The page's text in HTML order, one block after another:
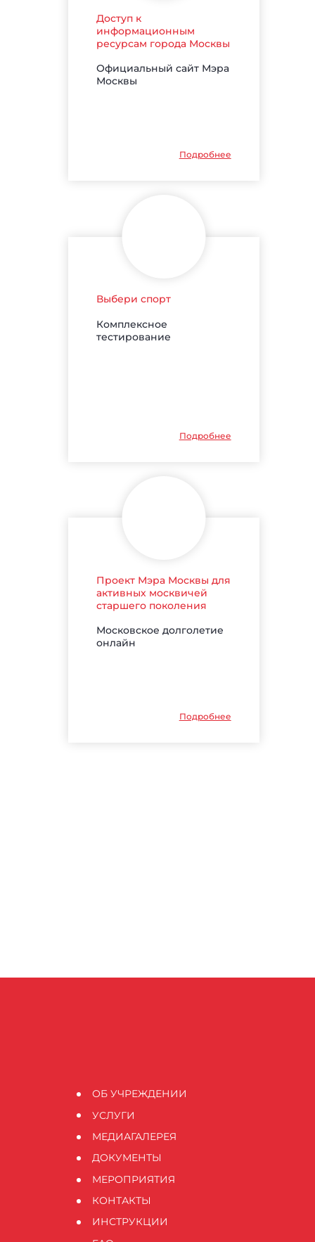
Доступ к
информационным
ресурсам города Москвы
Официальный сайт Мэра
Москвы
Подробнее
Выбери спорт
Комплексное
тестирование
Подробнее
Проект Мэра Москвы для
активных москвичей
старшего поколения
Московское долголетие
онлайн
Подробнее
ОБ УЧРЕЖДЕНИИ
УСЛУГИ
МЕДИАГАЛЕРЕЯ
ДОКУМЕНТЫ
МЕРОПРИЯТИЯ
КОНТАКТЫ
ИНСТРУКЦИИ